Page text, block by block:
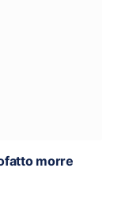
morre